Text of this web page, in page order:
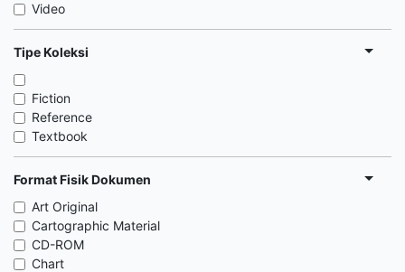
Video
Tipe Koleksi
Fiction
Reference
Textbook
Format Fisik Dokumen
Art Original
Cartographic Material
CD-ROM
Chart